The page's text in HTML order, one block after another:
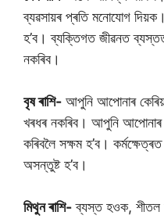
ব্যৱসায়ৰ প্ৰতি মনোযোগ
হ’ব। ব্যক্তিগত জীৱনত
নকৰিব।
বৃষ ৰাশি- আপুনি আপোনাৰ
খৰধৰ নকৰিব। আপুনি আপোনাৰ
কৰিবলৈ সক্ষম হ’ব। কৰ্মক্ষেত্ৰত
অসন্তুষ্ট হ’ব।
মিথুন ৰাশি-ব্যস্ত হওক,